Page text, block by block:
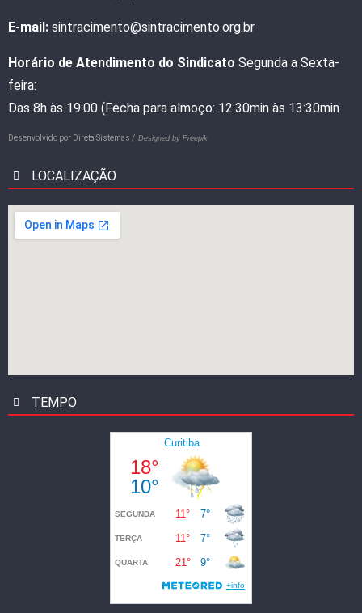
E-mail: sintracimento@sintracimento.org.br
Horário de Atendimento do Sindicato Segunda a Sexta-
feira:
Das 8h às 19:00 (Fecha para almoço: 12:30min às 13:30min
Desenvolvido por Direta Sistemas / Designed by Freepik
LOCALIZAÇÃO
TEMPO